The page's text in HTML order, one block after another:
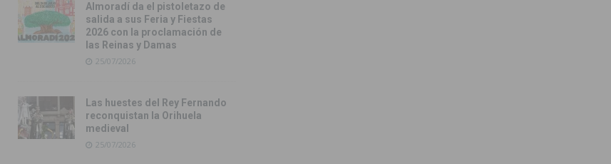
Almoradí da el pistoletazo de
salida a sus Feria y Fiestas
2026 con la proclamación de
las Reinas y Damas
25/07/2026
Las huestes del Rey Fernando
reconquistan la Orihuela
medieval
25/07/2026